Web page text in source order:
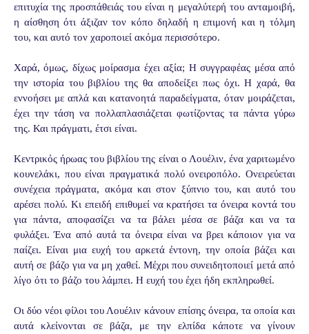
επιτυχία της προσπάθειάς του είναι η μεγαλύτερή του ανταμοιβή,
η αίσθηση ότι άξιζαν τον κόπο δηλαδή η επιμονή και η τόλμη
του, και αυτό τον χαροποιεί ακόμα περισσότερο.
Χαρά, όμως, δίχως μοίρασμα έχει αξία; Η συγγραφέας μέσα από
την ιστορία του βιβλίου της θα αποδείξει πως όχι. Η χαρά, θα
εννοήσει με απλά και κατανοητά παραδείγματα, όταν μοιράζεται,
έχει την τάση να πολλαπλασιάζεται φωτίζοντας τα πάντα γύρω
της. Και πράγματι, έτσι είναι.
Κεντρικός ήρωας του βιβλίου της είναι ο Λουέλιν, ένα χαριτωμένο
κουνελάκι, που είναι πραγματικά πολύ ονειροπόλο. Ονειρεύεται
συνέχεια πράγματα, ακόμα και στον ξύπνιο του, και αυτό του
αρέσει πολύ. Κι επειδή επιθυμεί να κρατήσει τα όνειρα κοντά του
για πάντα, αποφασίζει να τα βάλει μέσα σε βάζα και να τα
φυλάξει. Ένα από αυτά τα όνειρα είναι να βρει κάποιον για να
παίζει. Είναι μια ευχή του αρκετά έντονη, την οποία βάζει και
αυτή σε βάζο για να μη χαθεί. Μέχρι που συνειδητοποιεί μετά από
λίγο ότι το βάζο του λάμπει. Η ευχή του έχει ήδη εκπληρωθεί.
Οι δύο νέοι φίλοι του Λουέλιν κάνουν επίσης όνειρα, τα οποία και
αυτά κλείνονται σε βάζα, με την ελπίδα κάποτε να γίνουν